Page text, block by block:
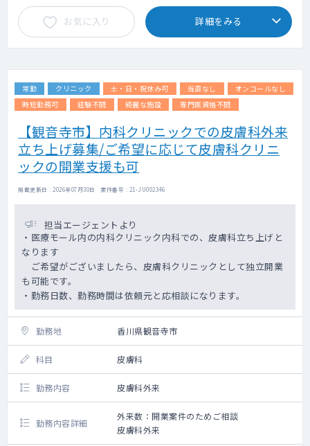
薬疹・乾癬・掌蹠膿疱症・白斑・掌蹠多汗
症・ヘルペス・帯状疱疹・いぼ・水いぼ・円
形脱毛症
細菌感染症・タコ・ウオノメ・水虫・たむ
【美容系】
医療レーザー脱毛・しみ・美白・表情じわ・
ばかす
肝斑・美肌・くすみ・つや・はり・ほくろ・
ワキガ・多汗症・ピアス・点滴療法・美容点
滴
頭髪育毛・まつげ育毛
お気に入り 詳細をみる
常勤 クリニック 土・日・祝休み可 当直なし
オンコールなし
時短勤務可
経験不問 綺麗な施設 専門医資格不問
【観音寺市】内科クリニックでの皮膚科外来
立ち上げ募集/ご希望に応じて皮膚科クリニ
ックの開業支援も可
掲載更新日 : 2026年07月30日 案件番号 : 21-JU002346
担当エージェントより
・医療モール内の内科クリニック内科での、皮膚科立ち上げと
なります
ご希望がございましたら、皮膚科クリニックとして独立開業
も可能です。
・勤務日数、勤務時間は依頼元と応相談になります。
勤務地 香川県観音寺市
科目 皮膚科
勤務内容 皮膚科外来
勤務内容詳細
外来数：開業案件のためご相談
皮膚科外来